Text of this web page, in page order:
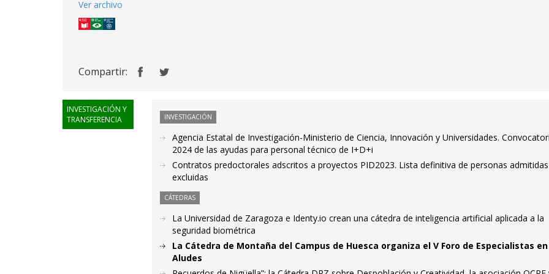
Ver archivo
Compartir:
INVESTIGACIÓN Y
TRANSFERENCIA
INVESTIGACIÓN
Agencia Estatal de Investigación-Ministerio de Ciencia, Innovación y Universidades.
2024 de las ayudas para personal técnico de I+D+i
Contratos predoctorales adscritos a proyectos PID2023. Lista definitiva de personas
excluidas
CÁTEDRAS
La Universidad de Zaragoza e Identy.io crean una cátedra de inteligencia artificial aplicada a la
seguridad biométrica
La Cátedra de Montaña del Campus de Huesca organiza el V Foro de Especialistas en
Aludes